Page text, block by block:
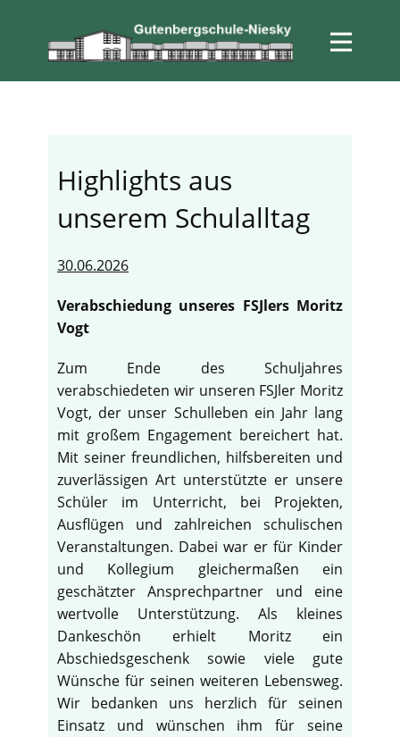
Highlights aus
unserem Schulalltag
30.06.2026
Verabschiedung unseres FSJlers Moritz
Vogt
Zum Ende des Schuljahres
verabschiedeten wir unseren FSJler Moritz
Vogt, der unser Schulleben ein Jahr lang
mit großem Engagement bereichert hat.
Mit seiner freundlichen, hilfsbereiten und
zuverlässigen Art unterstützte er unsere
Schüler im Unterricht, bei Projekten,
Ausflügen und zahlreichen schulischen
Veranstaltungen. Dabei war er für Kinder
und Kollegium gleichermaßen ein
geschätzter Ansprechpartner und eine
wertvolle Unterstützung. Als kleines
Dankeschön erhielt Moritz ein
Abschiedsgeschenk sowie viele gute
Wünsche für seinen weiteren Lebensweg.
Wir bedanken uns herzlich für seinen
Einsatz und wünschen ihm für seine